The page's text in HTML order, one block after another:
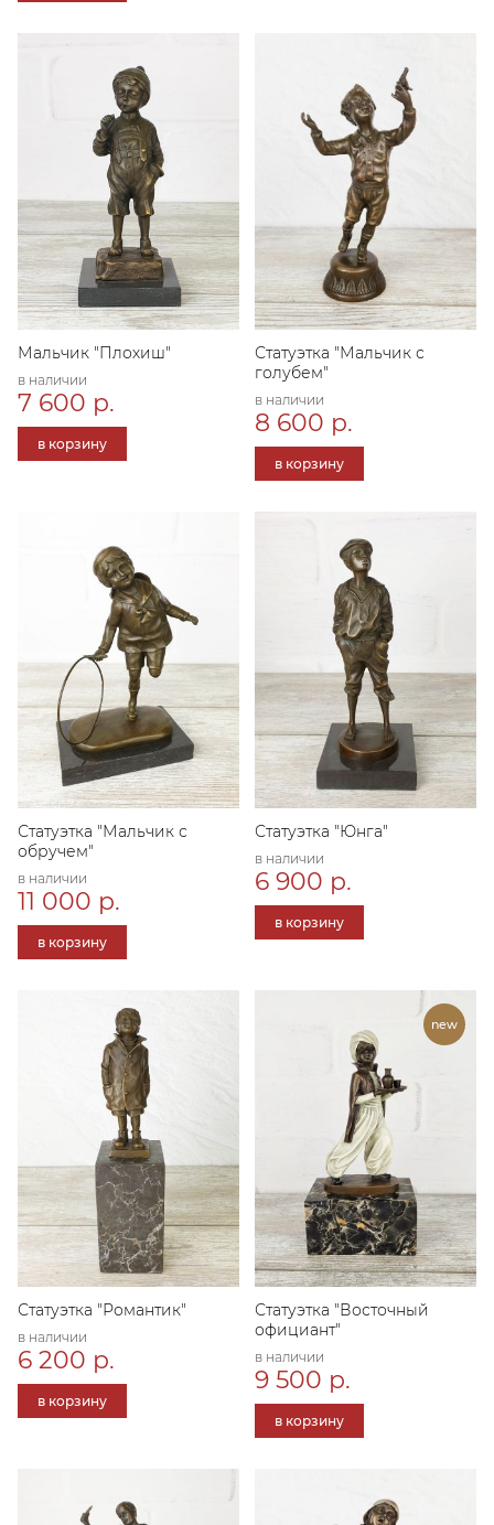
Мальчик "Плохиш"
в наличии
7 600 р.
в корзину
Статуэтка "Мальчик с
голубем"
в наличии
8 600 р.
в корзину
Статуэтка "Мальчик с
обручем"
в наличии
11 000 р.
в корзину
Статуэтка "Юнга"
в наличии
6 900 р.
в корзину
Статуэтка "Романтик"
в наличии
6 200 р.
в корзину
Статуэтка "Восточный
официант"
в наличии
9 500 р.
в корзину